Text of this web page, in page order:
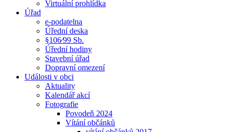
Virtuální prohlídka
Úřad
e-podatelna
Úřední deska
§106⁄99 Sb.
Úřední hodiny
Stavební úřad
Dopravní omezení
Události v obci
Aktuality
Kalendář akcí
Fotografie
Povodeň 2024
Vítání občánků